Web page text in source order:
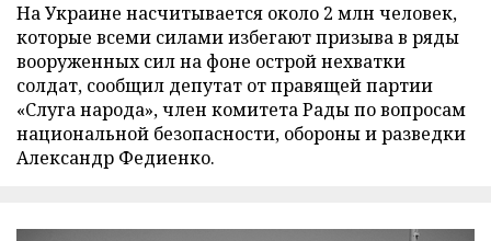
На Украине насчитывается около 2 млн человек,
которые всеми силами избегают призыва в ряды
вооруженных сил на фоне острой нехватки
солдат, сообщил депутат от правящей партии
«Слуга народа», член комитета Рады по вопросам
национальной безопасности, обороны и разведки
Александр Федиенко.